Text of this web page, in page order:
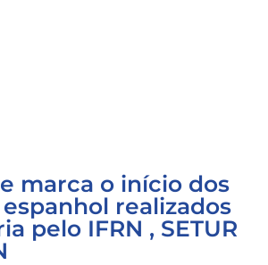
marca o início dos
realizados
pelo IFRN , SETUR